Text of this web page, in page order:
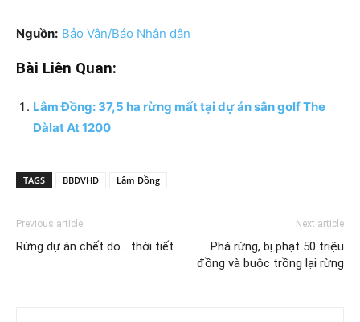
Nguồn: Bảo Vân/Báo Nhân dân
Bài Liên Quan:
Lâm Đồng: 37,5 ha rừng mất tại dự án sân golf The
Dàlat At 1200
TAGS BBĐVHD Lâm Đồng
Previous article
Rừng dự án chết do… thời tiết
Next article
Phá rừng, bị phạt 50 triệu
đồng và buộc trồng lại rừng